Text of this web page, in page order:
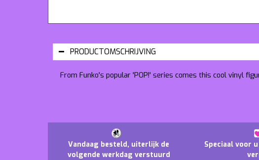
PRODUCTOMSCHRIJVING
From Funko's popular 'POP!' series comes this cool vinyl
Vandaag besteld, uiterlijk de
volgende werkdag verstuurd
Speciaal voor